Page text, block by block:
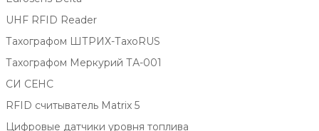
UHF RFID Reader
Тахографом ШТРИХ-ТахоRUS
Тахографом Меркурий ТА-001
СИ СЕНС
RFID считыватель Matrix 5
Цифровые датчики уровня топлива